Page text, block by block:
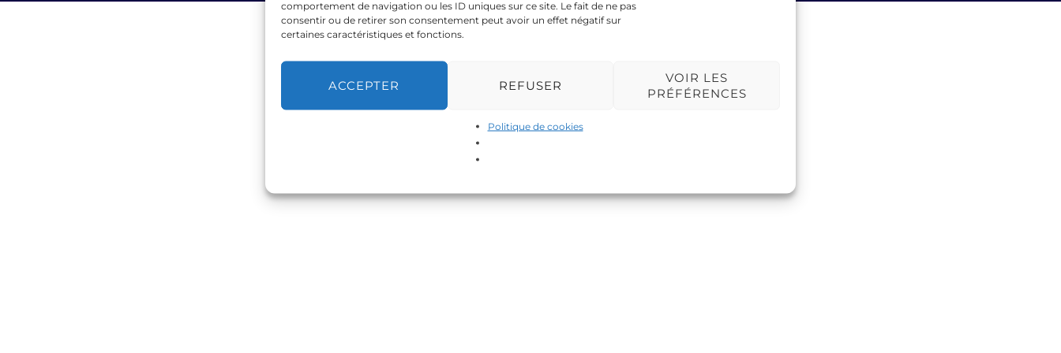
comportement de navigation ou les ID uniques sur ce site. Le fait de ne pas
consentir ou de retirer son consentement peut avoir un effet négatif sur
certaines caractéristiques et fonctions.
ACCEPTER REFUSER
VOIR LES
PRÉFÉRENCES
Politique de cookies